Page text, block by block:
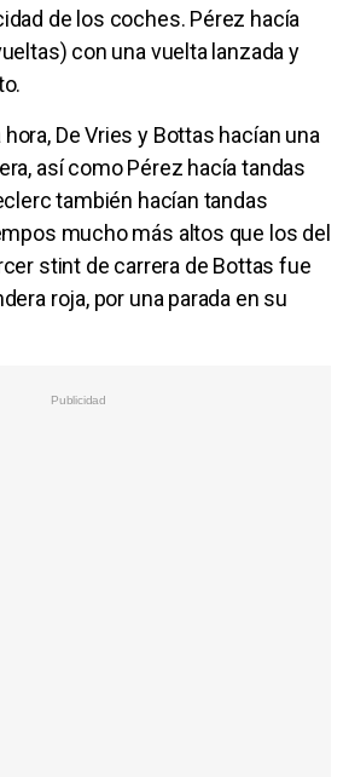
de los coches. Pérez hacía
con una vuelta lanzada y
De Vries y Bottas hacían una
así como Pérez hacía tandas
también hacían tandas
mucho más altos que los del
stint de carrera de Bottas fue
roja, por una parada en su